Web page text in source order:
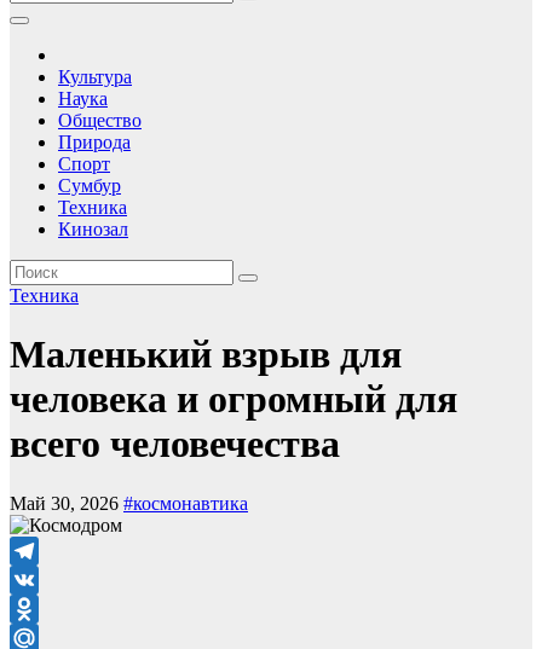
Культура
Наука
Общество
Природа
Спорт
Сумбур
Техника
Кинозал
Техника
Маленький взрыв для
человека и огромный для
всего человечества
Май 30, 2026 #космонавтика
Telegram
VK
Odnoklassniki